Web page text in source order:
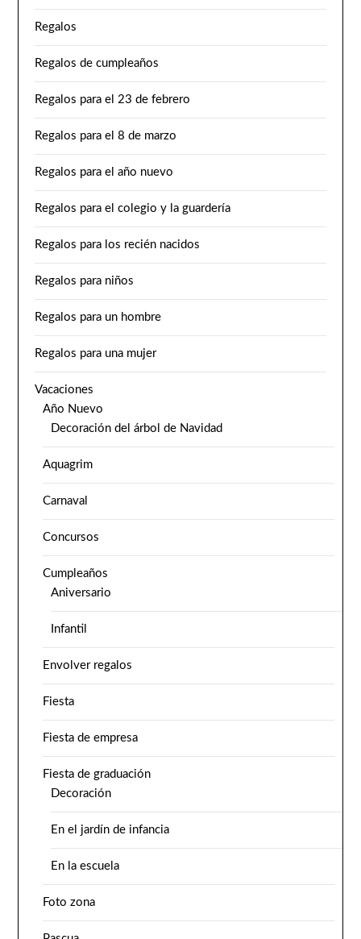
Regalos
Regalos de cumpleaños
Regalos para el 23 de febrero
Regalos para el 8 de marzo
Regalos para el año nuevo
Regalos para el colegio y la guardería
Regalos para los recién nacidos
Regalos para niños
Regalos para un hombre
Regalos para una mujer
Vacaciones
Año Nuevo
Decoración del árbol de Navidad
Aquagrim
Carnaval
Concursos
Cumpleaños
Aniversario
Infantil
Envolver regalos
Fiesta
Fiesta de empresa
Fiesta de graduación
Decoración
En el jardín de infancia
En la escuela
Foto zona